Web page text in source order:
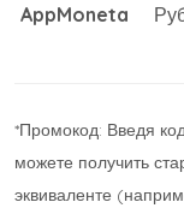
AppMoneta
*Промокод: Введя
можете получить
эквиваленте